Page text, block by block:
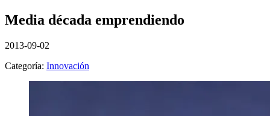
Media década emprendiendo
2013-09-02
Categoría: Innovación